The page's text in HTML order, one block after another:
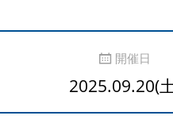
開催日
2025.09.20(